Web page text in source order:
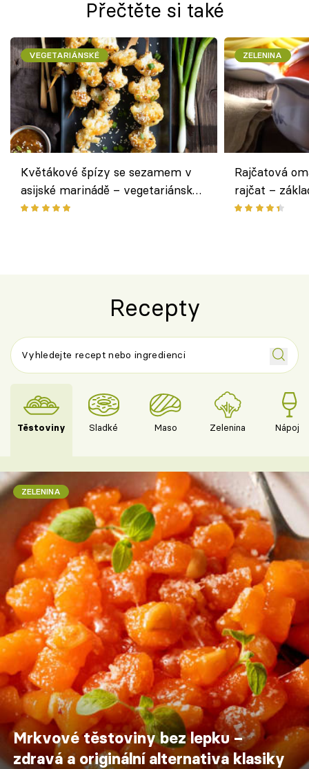
Přečtěte si také
VEGETARIÁNSKÉ
Květákové špízy se sezamem v
asijské marinádě – vegetariánská
chuťovka z grilu
ZELENINA
Rajčatová
rajčat –
Recepty
Těstoviny Sladké Maso Zelenina Nápoje
ZELENINA
Mrkvové těstoviny bez lepku –
zdravá a originální alternativa klasiky